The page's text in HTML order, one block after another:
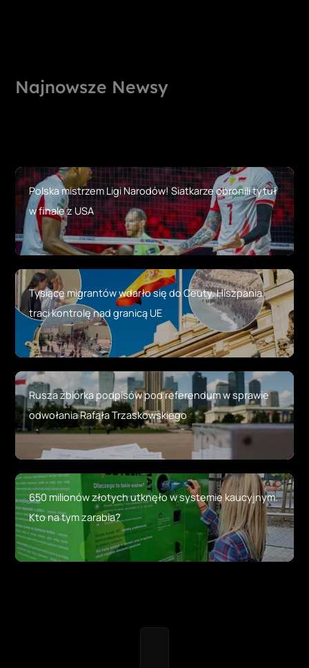
Polska mistrzem Ligi Narodów! Siatkarze obronili tytuł
w finale z USA
Tysiące migrantów wdarło się do Ceuty. Hiszpania
traci kontrolę nad granicą UE
Rusza zbiórka podpisów pod referendum w sprawie
odwołania Rafała Trzaskowskiego
650 milionów złotych utknęło w systemie kaucyjnym.
Kto na tym zarabia?